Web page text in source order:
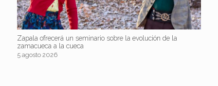
Zapala ofrecerá un seminario sobre la evolución de la
zamacueca a la cueca
5 agosto 2026